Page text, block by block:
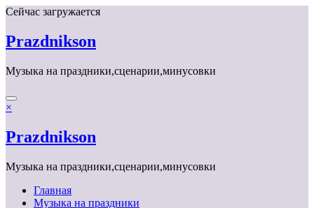
Перейти
содержимому
Сейчас загружается
Prazdnikson
Музыка на праздники,сценарии,минусовки
×
Prazdnikson
Музыка на праздники,сценарии,минусовки
Главная
Музыка на праздники